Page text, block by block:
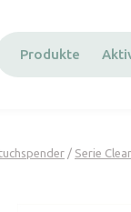
Produkte
/ Serie